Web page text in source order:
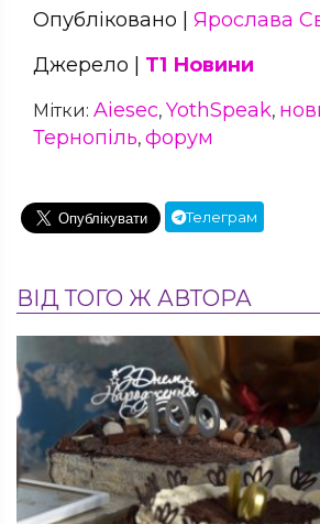
Опубліковано | Ярослава
Джерело | Т1 Новини
Мітки: Aiеsec, YothSpeak,
Тернопіль, форум
Телеграм
ВІД ТОГО Ж АВТОРА